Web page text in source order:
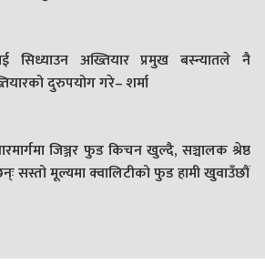
सिध्याउन अख्तियार प्रमुख बस्न्यातले नै
दुरुपयोग गरे– शर्मा
जिञ्जर फुड किचन खुल्दै, सञ्चालक श्रेष्ठ
सस्तो मूल्यमा क्वालिटीको फुड हामी खुवाउँछौं